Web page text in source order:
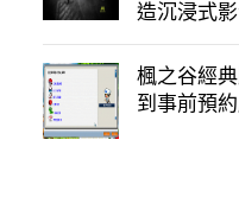
造沉浸式
楓之谷經
到事前預